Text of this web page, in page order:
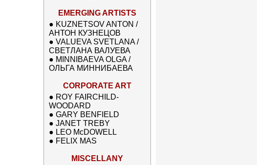
EMERGING ARTISTS
● KUZNETSOV ANTON /
АНТОН КУЗНЕЦОВ
● VALUEVA SVETLANA /
СВЕТЛАНА ВАЛУЕВА
● MINNIBAEVA OLGA /
ОЛЬГА МИННИБАЕВА
CORPORATE ART
● ROY FAIRCHILD-
WOODARD
● GARY BENFIELD
● JANET TREBY
● LEO McDOWELL
● FELIX MAS
MISCELLANY